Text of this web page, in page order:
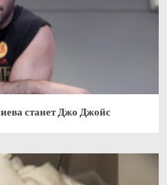
станет Джо Джойс